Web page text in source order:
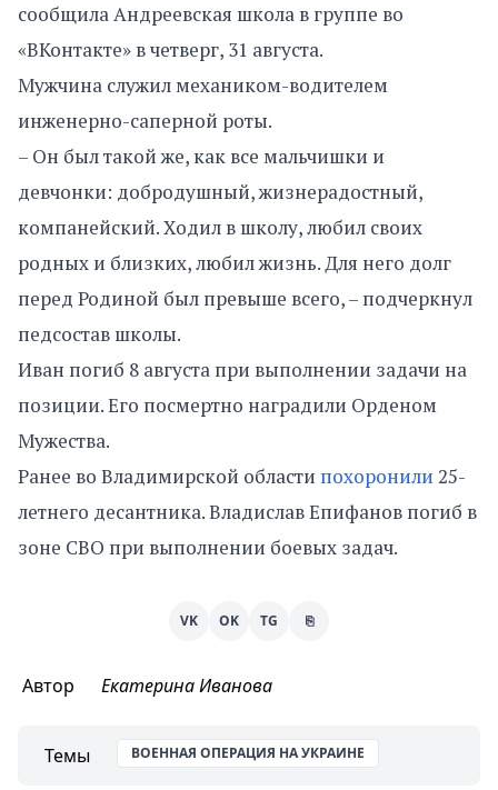
сообщила Андреевская школа в группе во
«ВКонтакте» в четверг, 31 августа.
Мужчина служил механиком-водителем
инженерно-саперной роты.
– Он был такой же, как все мальчишки и
девчонки: добродушный, жизнерадостный,
компанейский. Ходил в школу, любил своих
родных и близких, любил жизнь. Для него долг
перед Родиной был превыше всего, – подчеркнул
педсостав школы.
Иван погиб 8 августа при выполнении задачи на
позиции. Его посмертно наградили Орденом
Мужества.
Ранее во Владимирской области похоронили 25-
летнего десантника. Владислав Епифанов погиб в
зоне СВО при выполнении боевых задач.
VK OK TG ⎘
Автор Екатерина Иванова
Темы ВОЕННАЯ ОПЕРАЦИЯ НА УКРАИНЕ